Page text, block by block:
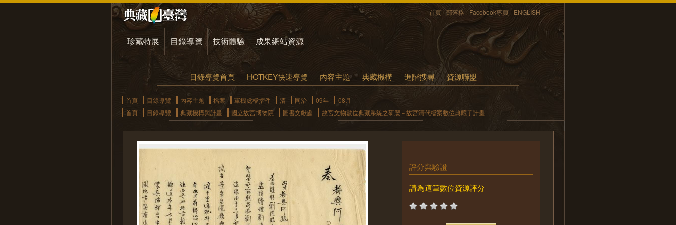
首頁 部落格 Facebook專頁 ENGLISH
珍藏特展 目錄導覽 技術體驗 成果網站資源
目錄導覽首頁 HOTKEY快速導覽 內容主題 典藏機構 進階搜尋 資源聯盟
首頁 目錄導覽 內容主題 檔案 軍機處檔摺件 清 同治 09年
08月
首頁
目錄導覽 典藏機構與計畫 國立故宮博物院 圖書文獻處 故宮文物數位典藏系統之研製－故宮清代檔案數位典藏子計畫
評分與驗證
請為這筆數位資源評分